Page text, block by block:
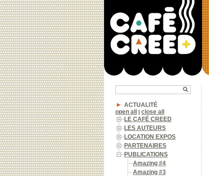
ACTUALITÉ
open all
| close all
LE CAFÉ CREED
LES AUTEURS
LOCATION EXPOS
PARTENAIRES
PUBLICATIONS
Amazing #4
Amazing #3